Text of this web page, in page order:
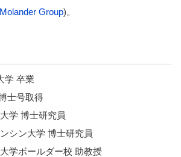
Group)。
学 卒業
士号取得
学 博士研究員
シン大学 博士研究員
学ボールダー校 助教授